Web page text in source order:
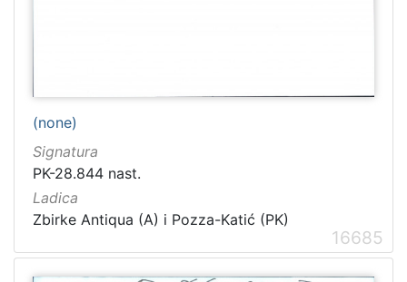
(none)
Signatura
PK-28.844 nast.
Ladica
Zbirke Antiqua (A) i Pozza-Katić (PK)
16685